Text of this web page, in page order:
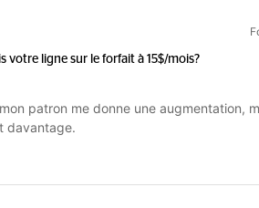
votre ligne sur le forfait à 15$/mois?
patron me donne une augmentation,
davantage.